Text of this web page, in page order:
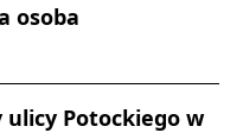
osoba
ulicy Potockiego w